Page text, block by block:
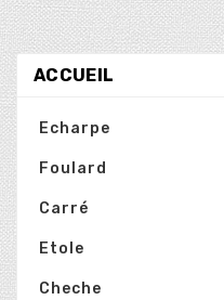
ACCUEIL
Echarpe
Foulard
Carré
Etole
Cheche